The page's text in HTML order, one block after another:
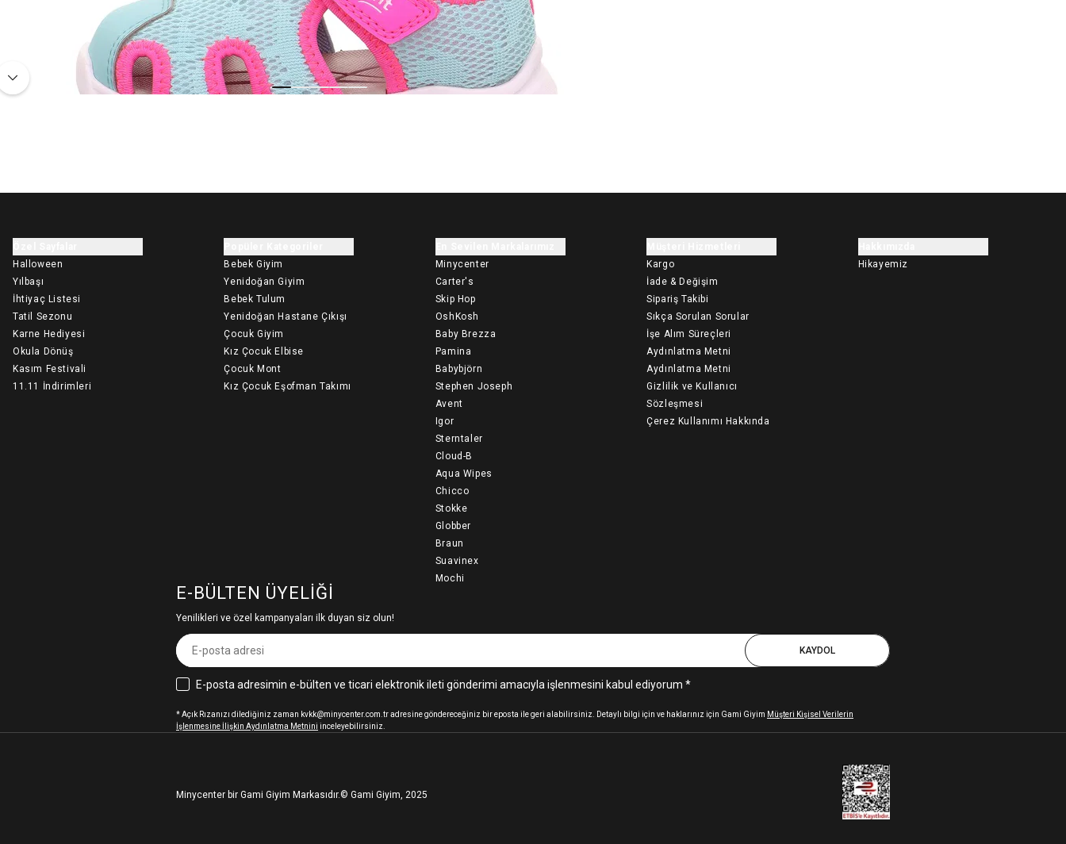
Halloween
Yılbaşı
İhtiyaç Listesi
Tatil Sezonu
Karne Hediyesi
Okula Dönüş
Kasım Festivali
11.11 İndirimleri
Bebek Giyim
Yenidoğan Giyim
Bebek Tulum
Yenidoğan Hastane Çıkışı
Çocuk Giyim
Kız Çocuk Elbise
Çocuk Mont
Kız Çocuk Eşofman Takımı
Minycenter
Carter's
Skip Hop
OshKosh
Baby Brezza
Pamina
Babybjörn
Stephen Joseph
Avent
Igor
Sterntaler
Cloud-B
Aqua Wipes
Chicco
Stokke
Globber
Braun
Suavinex
Mochi
Kargo
İade & Değişim
Sipariş Takibi
Sıkça Sorulan Sorular
İşe Alım Süreçleri
Aydınlatma Metni
Aydınlatma Metni
Gizlilik ve Kullanıcı
Sözleşmesi
Çerez Kullanımı Hakkında
Hikayemiz
E-BÜLTEN ÜYELIĞI
Yenilikleri ve özel kampanyaları ilk duyan siz olun!
KAYDOL
E-posta adresimin e-bülten ve ticari elektronik ileti gönderimi amacıyla işlenmesini kabul ediyorum *
* Açık Rızanızı dilediğiniz zaman kvkk@minycenter.com.tr adresine göndereceğiniz bir eposta ile geri alabilirsiniz. Detaylı bilgi için ve haklarınız için Gami Giyim Müşteri Kişisel Verilerin
İşlenmesine İlişkin Aydınlatma Metnini inceleyebilirsiniz.
Minycenter bir Gami Giyim Markasıdır. © Gami Giyim, 2025